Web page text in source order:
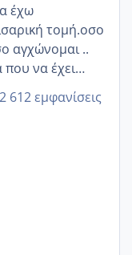
έχω
τομή.οσο
αγχώνομαι ..
που να έχει
πει την
είναι η
612 εμφανίσεις